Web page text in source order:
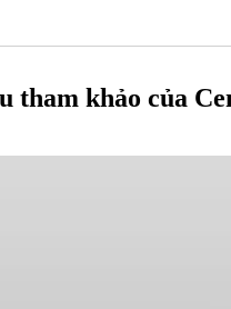
tham khảo của